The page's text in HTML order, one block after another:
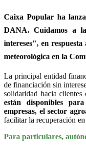
Caixa Popular ha
DANA. Cuidamos a
intereses", en
meteorológica en la
La principal entidad
de financiación sin
solidaridad hacia clientes
están disponibles
empresas, el sector
facilitar la recuperación
Para particulares,